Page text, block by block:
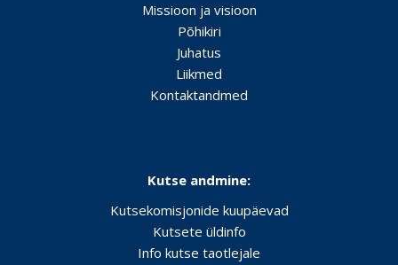
Missioon ja visioon
Põhikiri
Juhatus
Liikmed
Kontaktandmed
Kutse andmine:
Kutsekomisjonide kuupäevad
Kutsete üldinfo
Info kutse taotlejale